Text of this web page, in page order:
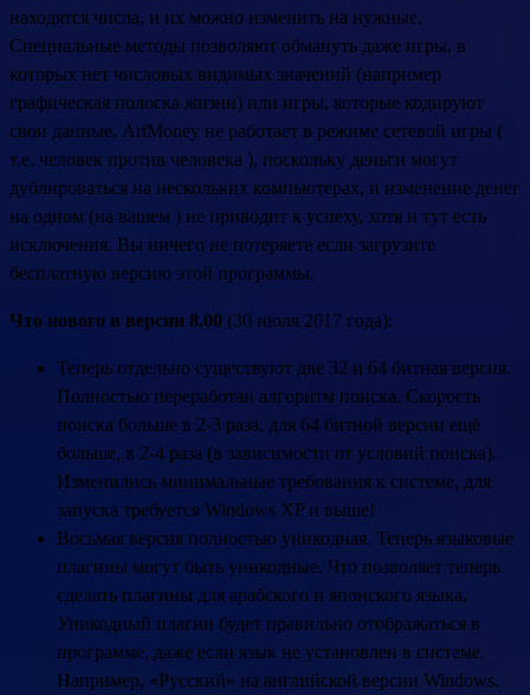
находятся числа, и их можно изменить на нужные.
Специальные методы позволяют обмануть даже игры, в
которых нет числовых видимых значений (например
графическая полоска жизни) или игры, которые кодируют
свои данные. ArtMoney не работает в режиме сетевой игры (
т.е. человек против человека ), поскольку деньги могут
дублироваться на нескольких компьютерах, и изменение денег
на одном (на вашем ) не приводит к успеху, хотя и тут есть
исключения. Вы ничего не потеряете если загрузите
бесплатную версию этой программы.
Что нового в версии 8.00 (30 июля 2017 года):
Теперь отдельно существуют две 32 и 64 битная версия.
Полностью переработан алгоритм поиска. Скорость
поиска больше в 2-3 раза, для 64 битной версии ещё
больше, в 2-4 раза (в зависимости от условий поиска).
Изменились минимальные требования к системе, для
запуска требуется Windows XP и выше!
Восьмая версия полностью уникодная. Теперь языковые
плагины могут быть уникодные. Что позволяет теперь
сделать плагины для арабского и японского языка.
Уникодный плагин будет правильно отображаться в
программе, даже если язык не установлен в системе.
Например, «Русский» на английской версии Windows.